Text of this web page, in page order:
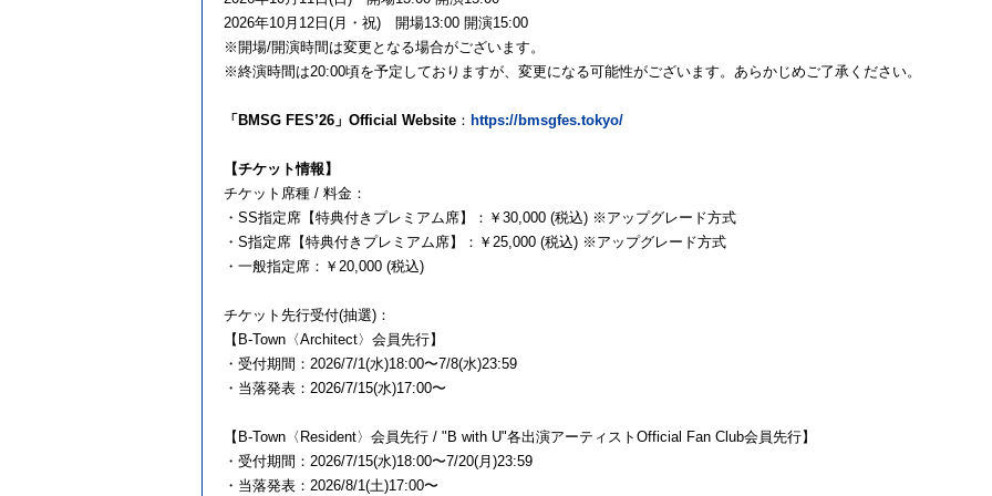
2026年10月12日(月・祝) 開場13:00 開演15:00
※開場/開演時間は変更となる場合がございます。
※終演時間は20:00頃を予定しておりますが、変更になる可能性がございます。あらかじめご了承ください。
「BMSG FES’26」Official Website ： https://bmsgfes.tokyo/
【チケット情報】
チケット席種 / 料金：
・SS指定席【特典付きプレミアム席】：￥30,000 (税込) ※アップグレード方式
・S指定席【特典付きプレミアム席】：￥25,000 (税込) ※アップグレード方式
・一般指定席：￥20,000 (税込)
チケット先行受付(抽選)：
【B-Town〈Architect〉会員先行】
・受付期間：2026/7/1(水)18:00〜7/8(水)23:59
・当落発表：2026/7/15(水)17:00〜
【B-Town〈Resident〉会員先行 / "B with U"各出演アーティストOfficial Fan Club会員先行】
・受付期間：2026/7/15(水)18:00〜7/20(月)23:59
・当落発表：2026/8/1(土)17:00〜